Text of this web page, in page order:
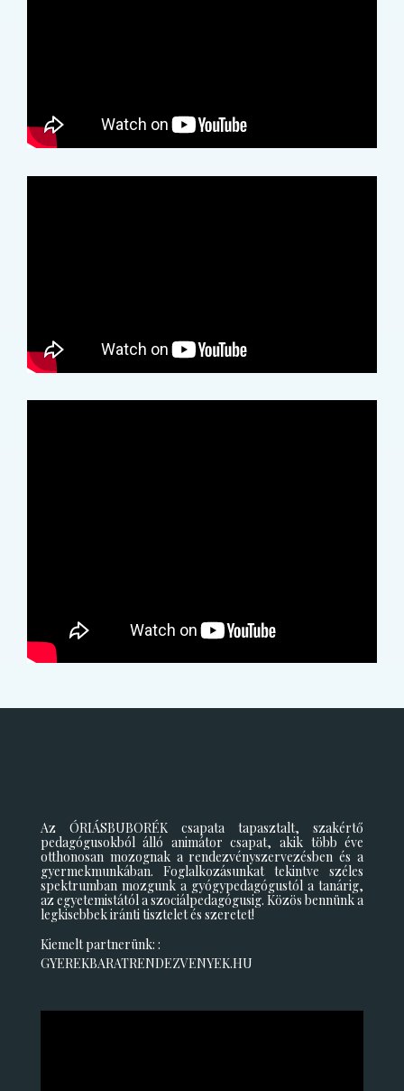
Az ÓRIÁSBUBORÉK csapata tapasztalt, szakértő
pedagógusokból álló animátor csapat, akik több éve
otthonosan mozognak a rendezvényszervezésben és a
gyermekmunkában. Foglalkozásunkat tekintve széles
spektrumban mozgunk a gyógypedagógustól a tanárig,
az egyetemistától a szociálpedagógusig. Közös bennünk a
legkisebbek iránti tisztelet és szeretet!
Kiemelt partnerünk: :
GYEREKBARATRENDEZVENYEK.HU